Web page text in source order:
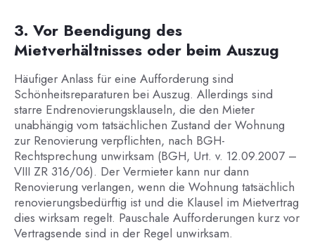
3. Vor Beendigung des
Mietverhältnisses oder beim Auszug
Häufiger Anlass für eine Aufforderung sind
Schönheitsreparaturen bei Auszug. Allerdings sind
starre Endrenovierungsklauseln, die den Mieter
unabhängig vom tatsächlichen Zustand der Wohnung
zur Renovierung verpflichten, nach BGH-
Rechtsprechung unwirksam (BGH, Urt. v. 12.09.2007 –
VIII ZR 316/06). Der Vermieter kann nur dann
Renovierung verlangen, wenn die Wohnung tatsächlich
renovierungsbedürftig ist und die Klausel im Mietvertrag
dies wirksam regelt. Pauschale Aufforderungen kurz vor
Vertragsende sind in der Regel unwirksam.